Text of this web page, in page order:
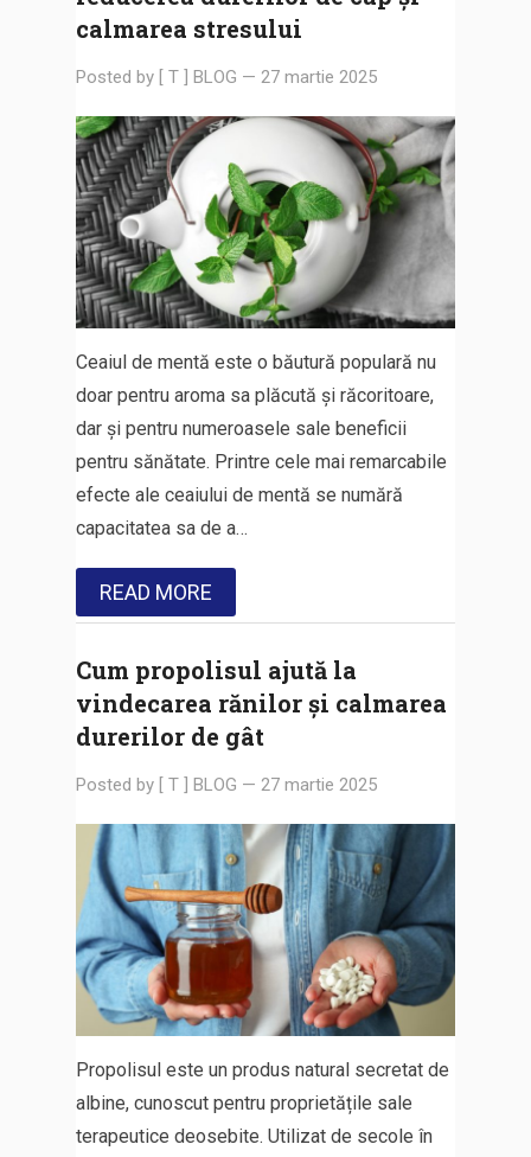
calmarea stresului
Posted by [ T ] BLOG — 27 martie 2025
Ceaiul de mentă este o băutură populară nu
doar pentru aroma sa plăcută și răcoritoare,
dar și pentru numeroasele sale beneficii
pentru sănătate. Printre cele mai remarcabile
efecte ale ceaiului de mentă se numără
capacitatea sa de a…
READ MORE
Cum propolisul ajută la
vindecarea rănilor și calmarea
durerilor de gât
Posted by [ T ] BLOG — 27 martie 2025
Propolisul este un produs natural secretat de
albine, cunoscut pentru proprietățile sale
terapeutice deosebite. Utilizat de secole în